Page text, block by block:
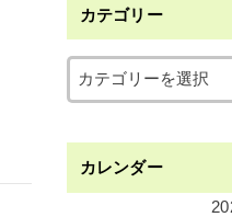
カテゴリー
カレンダー